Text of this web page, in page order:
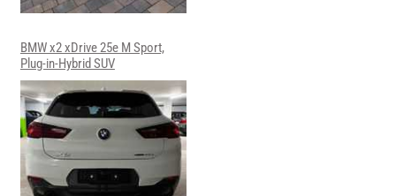
BMW x2 xDrive 25e M Sport,
Plug-in-Hybrid SUV